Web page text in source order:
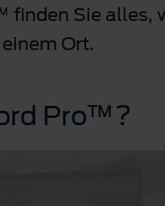
finden Sie alles,
Ort.
Pro™?